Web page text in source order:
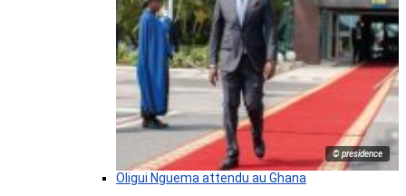
© presidence
Oligui Nguema attendu au Ghana